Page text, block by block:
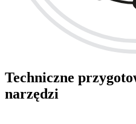
Techniczne
narzędzi